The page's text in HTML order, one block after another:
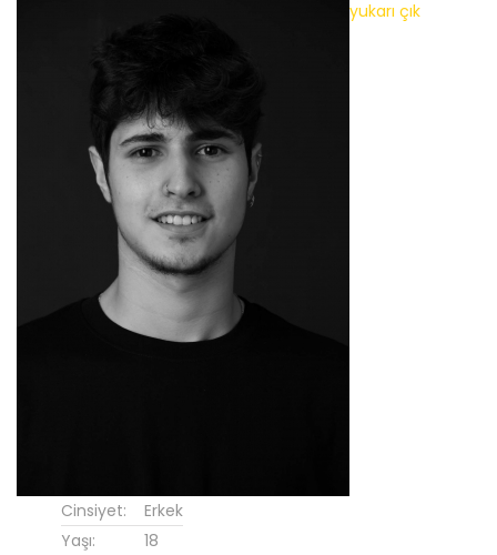
Cinsiyet:
Erkek
Yaşı:
18
yukarı çık